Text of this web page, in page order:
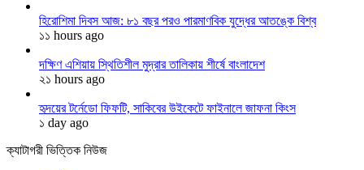
হিরোশিমা দিবস আজ: ৮১ বছর পরও পারমাণবিক যুদ্ধের আতঙ্কে বিশ্ব
১১ hours ago
দক্ষিণ এশিয়ায় স্থিতিশীল মুদ্রার তালিকায় শীর্ষে বাংলাদেশ
২১ hours ago
হৃদয়ের টর্নেডো ফিফটি, সাকিবের উইকেটে ফাইনালে জাফনা কিংস
১ day ago
ক্যাটাগরী ভিত্তিক নিউজ